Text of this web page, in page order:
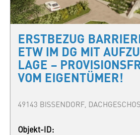
ERSTBEZUG
ETW IM DG MIT
LAGE –
VOM EIGENTÜMER!
49143 BISSENDORF,
Objekt-ID: